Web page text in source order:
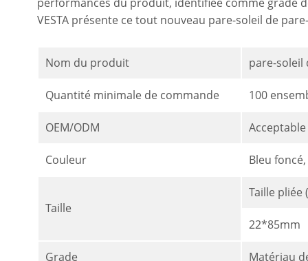
VESTA présente ce tout nouveau pare-soleil de
Nom du produit pare-soleil
Quantité minimale de commande 100
OEM/ODM Acceptable
Couleur Bleu
Taille
Taille pliée
22*85mm
Grade Matériau